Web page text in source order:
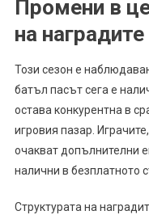
Промени в
на наградите
Този сезон е
батъл пасът сега е
остава конкурентна в
игровия пазар.
очакват допълнителни
налични в безплатното
Структурата на